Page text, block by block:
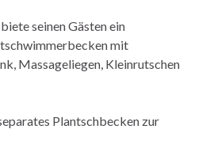
seinen Gästen ein
mit
Massageliegen, Kleinrutschen
Plantschbecken zur